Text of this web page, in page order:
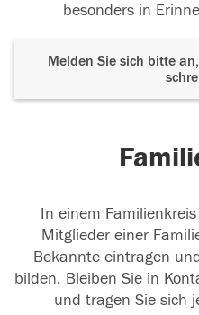
besonders in
Melden Sie sich bitte
In einem
Mitglieder einer
Bekannte eintragen
bilden. Bleiben Sie in
und tragen Sie sich